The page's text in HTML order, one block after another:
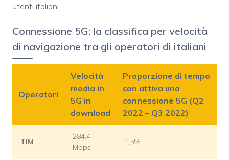
utenti italiani.
Connessione 5G: la classifica per velocità
di navigazione tra gli operatori di italiani
Operatori
Velocità
media in
5G in
download
Proporzione di tempo
con attiva una
connessione 5G (Q2
2022 – Q3 2022)
TIM
284.4
Mbps
1,5%